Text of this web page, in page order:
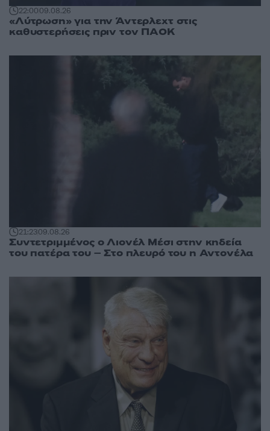
22:0009.08.26
«Λύτρωση» για την Άντερλεχτ στις
καθυστερήσεις πριν τον ΠΑΟΚ
21:2309.08.26
Συντετριμμένος ο Λιονέλ Μέσι στην κηδεία
του πατέρα του – Στο πλευρό του η Αντονέλα